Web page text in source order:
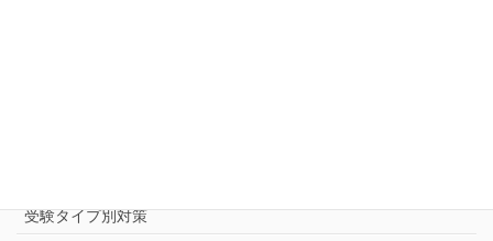
受験タイプ別対策